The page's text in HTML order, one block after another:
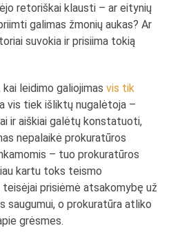
retoriškai klausti – ar eitynių
galimas žmonių aukas? Ar
suvokia ir prisiima tokią
kai leidimo galiojimasvis tik
vis tiek išliktų nugalėtoja –
ir aiškiai galėtų konstatuoti,
nepalaikė prokuratūros
– tuo prokuratūros
kartu toks teismo
teisėjai prisiėmė atsakomybę už
saugumui, o prokuratūra atliko
grėsmes.